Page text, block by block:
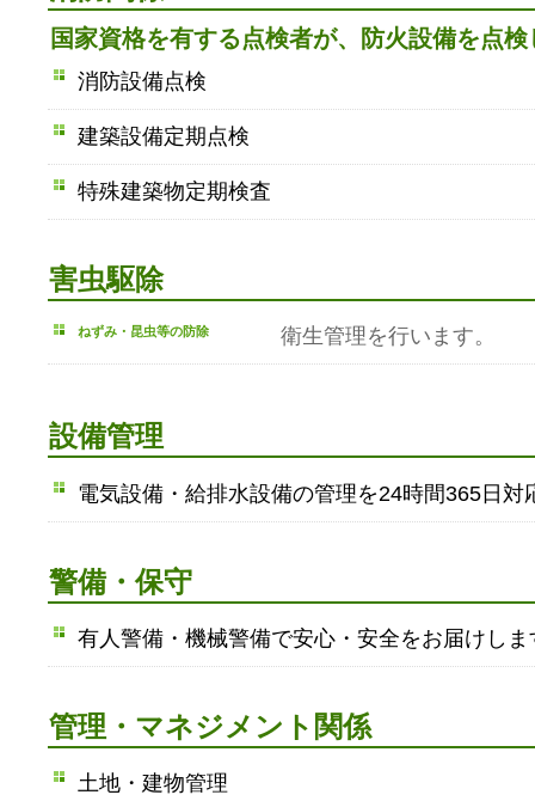
国家資格を有する点検者が、防火設備を点
消防設備点検
建築設備定期点検
特殊建築物定期検査
害虫駆除
ねずみ・昆虫等の防除 衛生管理を行います。
設備管理
電気設備・給排水設備の管理を24時間365日対
警備・保守
有人警備・機械警備で安心・安全をお届けしま
管理・マネジメント関係
土地・建物管理